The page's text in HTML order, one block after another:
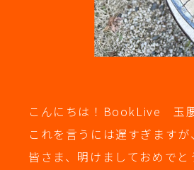
こんにちは！BookLive 玉腰
これを言うには遅すぎますが
皆さま、明けましておめで